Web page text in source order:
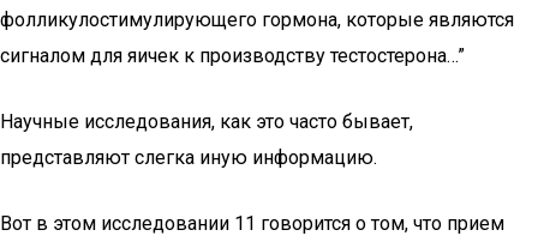
фолликулостимулирующего гормона, которые являются
сигналом для яичек к производству тестостерона…”
Научные исследования, как это часто бывает,
представляют слегка иную информацию.
Вот в этом исследовании 11 говорится о том, что прием